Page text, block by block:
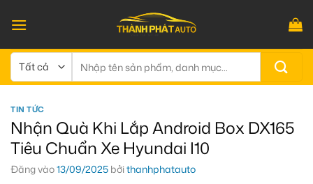
qua
dung
kiếm:
TIN TỨC
Nhận Quà Khi Lắp Android Box DX165
Tiêu Chuẩn Xe Hyundai I10
Đăng vào13/09/2025 bởithanhphatauto